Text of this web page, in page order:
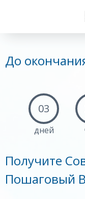
До
03
дней
Получите
Пошаговый